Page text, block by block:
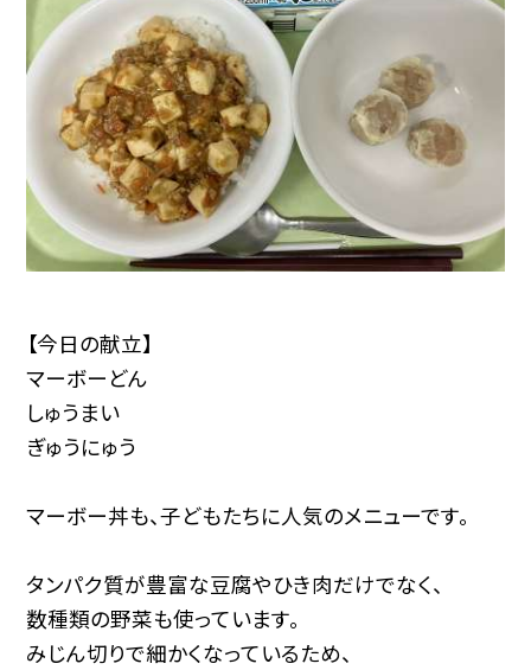
【今日の献立】
マーボーどん
しゅうまい
ぎゅうにゅう
マーボー丼も、子どもたちに人気のメニューです。
タンパク質が豊富な豆腐やひき肉だけでなく、
数種類の野菜も使っています。
みじん切りで細かくなっているため、